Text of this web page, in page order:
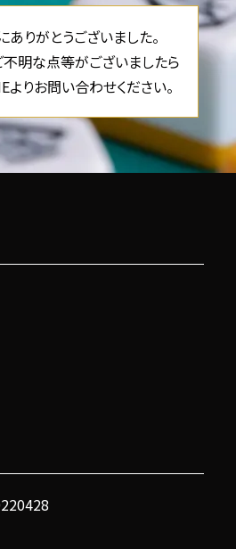
りがとうございました。
明な点等がございましたら
よりお問い合わせください。